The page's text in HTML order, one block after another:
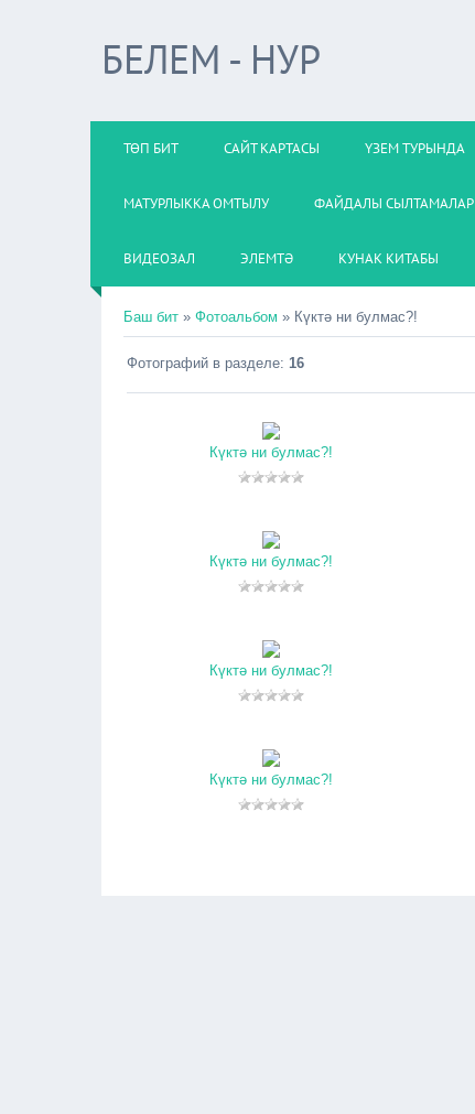
БЕЛЕМ - НУР
ТӨП БИТ САЙТ КАРТАСЫ ҮЗЕМ ТУРЫНДА
МАТУРЛЫККА ОМТЫЛУ ФАЙДАЛЫ СЫЛТАМАЛАР
ВИДЕОЗАЛ ЭЛЕМТӘ КУНАК КИТАБЫ
Баш бит » Фотоальбом » Күктә ни булмас?!
Фотографий в разделе: 16
Күктә ни булмас?!
Күктә ни булмас?!
Күктә ни булмас?!
Күктә ни булмас?!